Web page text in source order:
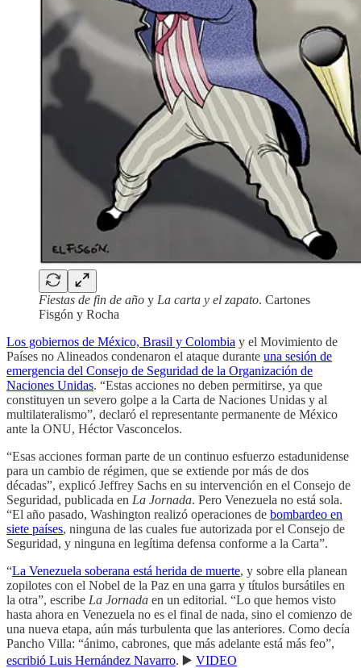
Fiestas de fin de año y La carta y el zapato. Cartones
Fisgón y Rocha
Los gobiernos de México, Brasil y Colombia y el Movimiento de
Países no Alineados condenaron el ataque durante una sesión de
emergencia del Consejo de Seguridad de la Organización de
Naciones Unidas. “Estas acciones no deben permitirse, ya que
constituyen un severo golpe a la Carta de Naciones Unidas y al
multilateralismo”, declaró el representante permanente de México
ante la ONU, Héctor Vasconcelos.
“Esas acciones forman parte de un continuo esfuerzo estadunidense
para un cambio de régimen, que se extiende por más de dos
décadas”, explicó Jeffrey Sachs en su intervención en el Consejo de
Seguridad, publicada en La Jornada. Pero Venezuela no está sola.
“El año pasado, Washington realizó operaciones de bombardeo en
siete países, ninguna de las cuales fue autorizada por el Consejo de
Seguridad, y ninguna en legítima defensa conforme a la Carta”.
“La Venezuela soberana está herida de muerte, y sobre ella planean
zopilotes con el Nobel de la Paz en una garra y títulos bursátiles en
la otra”, escribe La Jornada en un editorial. “Lo que hemos visto
hasta ahora en Venezuela no es el final de nada, sino el comienzo de
una nueva etapa, aún más turbulenta que las anteriores. Como decía
Pancho Villa: “ánimo, cabrones, que más adelante está más feo”,
escribió Luis Hernández Navarro. ▶️ VIDEO